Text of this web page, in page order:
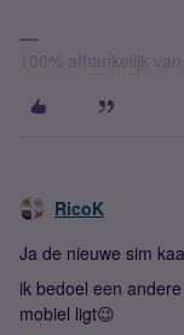
100% afhankelijk
RicoK
Ja de nieuwe sim
ik bedoel een
mobiel ligt😉